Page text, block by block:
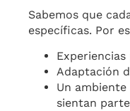
Sabemos que
específicas. Por
Experiencias
Adaptación
Un
sientan